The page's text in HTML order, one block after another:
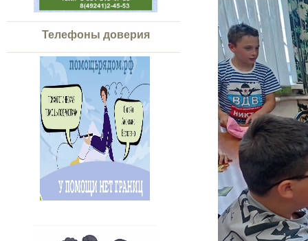
Телефоны доверия